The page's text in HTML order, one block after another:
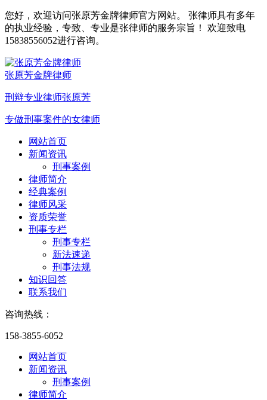
您好，欢迎访问张原芳金牌律师官方网站。 张律师具有多年
的执业经验，专致、专业是张律师的服务宗旨！ 欢迎致电
15838556052进行咨询。
张原芳金牌律师
刑辩专业律师张原芳
专做刑事案件的女律师
网站首页
新闻资讯
刑事案例
律师简介
经典案例
律师风采
资质荣誉
刑事专栏
刑事专栏
新法速递
刑事法规
知识回答
联系我们
咨询热线：
158-3855-6052
网站首页
新闻资讯
刑事案例
律师简介